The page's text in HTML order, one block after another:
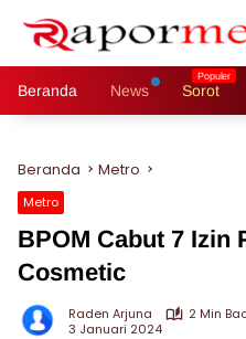
Beranda News Sorot
Beranda Metro
Metro
BPOM Cabut 7 Izin
Cosmetic
Raden Arjuna
2 Min
3 Januari 2024